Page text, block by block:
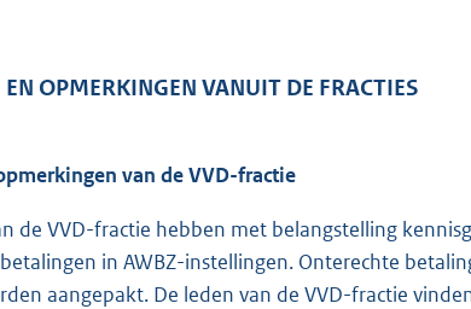
OPMERKINGEN VANUIT DE FRACTIES
van de VVD-fractie
de VVD-fractie hebben met belangstelling
in AWBZ-instellingen. Onterechte
aangepakt. De leden van de VVD-fractie